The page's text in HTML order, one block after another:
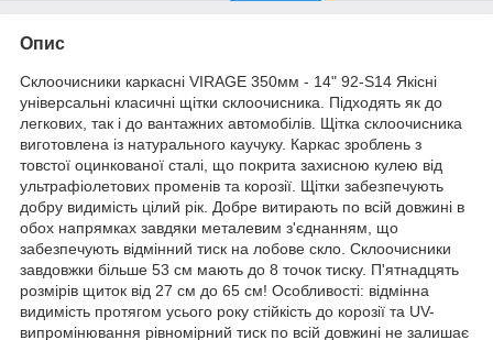
Опис
Склоочисники каркасні VIRAGE 350мм - 14" 92-S14 Якісні
універсальні класичні щітки склоочисника. Підходять як до
легкових, так і до вантажних автомобілів. Щітка склоочисника
виготовлена ​​із натурального каучуку. Каркас зроблень з
товстої оцинкованої сталі, що покрита захисною кулею від
ультрафіолетових променів та корозії. Щітки забезпечують
добру видимість цілий рік. Добре витирають по всій довжині в
обох напрямках завдяки металевим з'єднанням, що
забезпечують відмінний тиск на лобове скло. Склоочисники
завдовжки більше 53 см мають до 8 точок тиску. П'ятнадцять
розмірів щиток від 27 см до 65 см! Особливості: відмінна
видимість протягом усього року стійкість до корозії та UV-
випромінювання рівномірний тиск по всій довжині не залишає